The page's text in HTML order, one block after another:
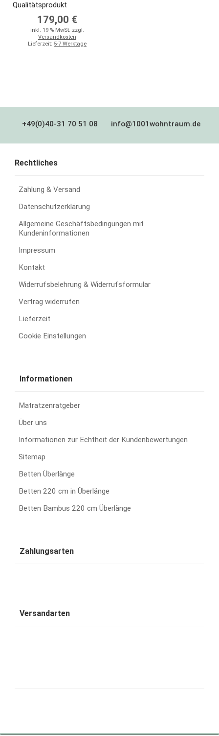
Qualitätsprodukt
179,00 €
inkl. 19 % MwSt. zzgl.
Versandkosten
Lieferzeit: 5-7 Werktage
+49(0)40-31 70 51 08 info@1001wohntraum.de
Rechtliches
Zahlung & Versand
Datenschutzerklärung
Allgemeine Geschäftsbedingungen mit
Kundeninformationen
Impressum
Kontakt
Widerrufsbelehrung & Widerrufsformular
Vertrag widerrufen
Lieferzeit
Cookie Einstellungen
Informationen
Matratzenratgeber
Über uns
Informationen zur Echtheit der Kundenbewertungen
Sitemap
Betten Überlänge
Betten 220 cm in Überlänge
Betten Bambus 220 cm Überlänge
Zahlungsarten
Versandarten